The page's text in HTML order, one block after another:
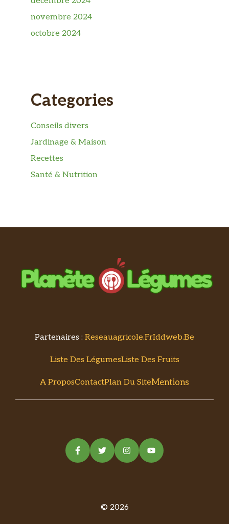
novembre 2024
octobre 2024
Categories
Conseils divers
Jardinage & Maison
Recettes
Santé & Nutrition
Partenaires : Reseauagricole.frIddweb.be
Liste Des LégumesListe Des Fruits
A ProposContactPlan Du SiteMentions
© 2026